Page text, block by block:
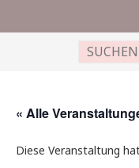
« Alle
Diese Veranstaltung